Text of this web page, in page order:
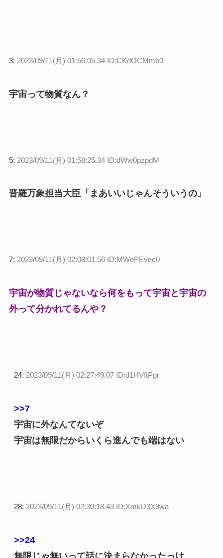
3: 2023/09/11(月) 01:56:05.34 ID:CKdOCMmb0
宇宙って物質なん？
5: 2023/09/11(月) 01:58:25.34 ID:dWw0pzpdM
晋羅万象担当大臣「まあいいじゃんそういうの」
7: 2023/09/11(月) 02:08:01.56 ID:MWePEvec0
宇宙が物質じゃないなら何をもって宇宙と宇宙の
外って分かれてるんや？
24: 2023/09/11(月) 02:27:49.07 ID:d1HVftPgr
>>7
宇宙に外なんてないぞ
宇宙は無限だからいくら進んでも端はない
28: 2023/09/11(月) 02:30:18.43 ID:XmkD3X9wa
>>24
無限じゃ無いって話に決まらなかったっけ